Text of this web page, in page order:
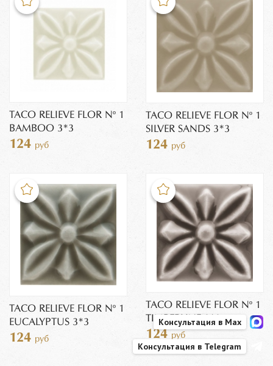
TACO RELIEVE FLOR Nº 1
BAMBOO 3*3
124 руб
TACO RELIEVE FLOR Nº 1
SILVER SANDS 3*3
124 руб
TACO RELIEVE FLOR Nº 1
EUCALYPTUS 3*3
124 руб
TACO RELIEVE FLOR Nº 1
TIMBERLINE 3*3
124руб
Консультация в Telegram
Консультация в Max